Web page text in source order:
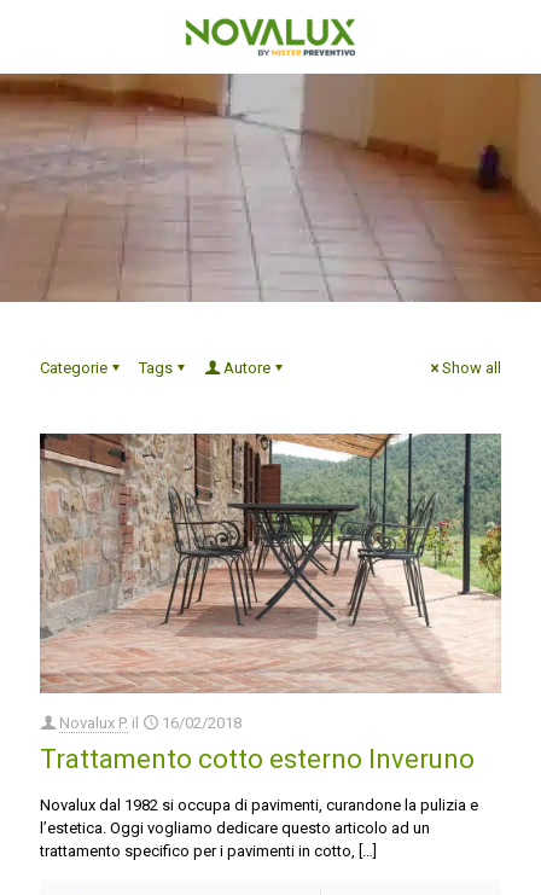
Categorie Tags Autore Show all
Novalux P. il 16/02/2018
Trattamento cotto esterno Inveruno
Novalux dal 1982 si occupa di pavimenti, curandone la pulizia e
l’estetica. Oggi vogliamo dedicare questo articolo ad un
trattamento specifico per i pavimenti in cotto,